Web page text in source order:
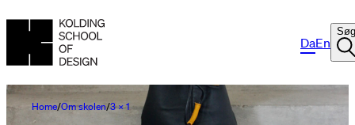
DaEn
Søg
Home Om skolen 3 x 1